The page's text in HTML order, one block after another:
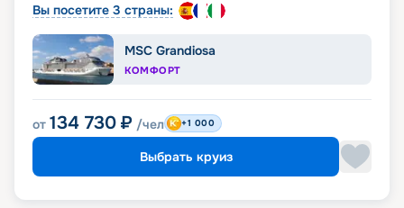
Вы посетите 3 страны:
MSC Grandiosa
КОМФОРТ
от 134 730 ₽ /чел +1 000
Выбрать круиз